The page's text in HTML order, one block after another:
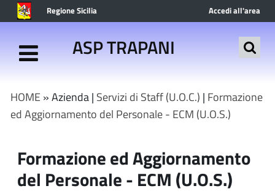
Regione Sicilia
Accedi all'area
ASP TRAPANI
HOME » Azienda | Servizi di Staff (U.O.C.) | Formazione
ed Aggiornamento del Personale - ECM (U.O.S.)
Formazione ed Aggiornamento
del Personale - ECM (U.O.S.)